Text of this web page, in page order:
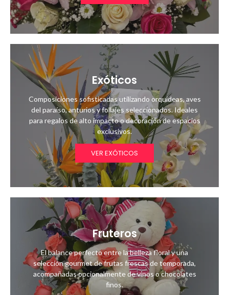
Exóticos
Composiciones sofisticadas utilizando orquídeas, aves
del paraíso, anturios y follajes seleccionados. Ideales
para regalos de alto impacto o decoración de espacios
exclusivos.
VER EXÓTICOS
Fruteros
El balance perfecto entre la belleza floral y una
selección gourmet de frutas frescas de temporada,
acompañadas opcionalmente de vinos o chocolates
finos.